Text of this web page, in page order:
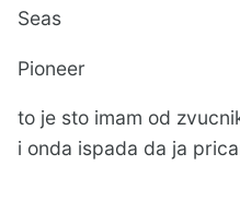
Seas
Pioneer
to je sto imam od
i onda ispada da ja